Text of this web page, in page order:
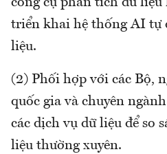
công cụ phân tích dữ
triển khai hệ thống AI tự
liệu.
(2) Phối hợp với các Bộ,
quốc gia và chuyên
các dịch vụ dữ liệu để so
liệu thường xuyên.